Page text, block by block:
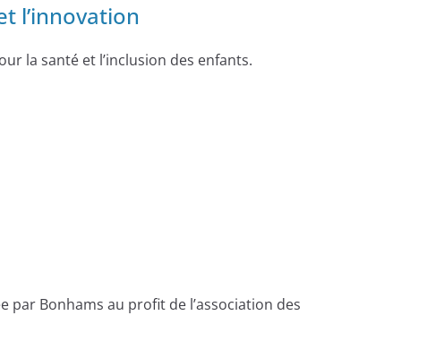
l’innovation
la santé et l’inclusion des enfants.
par Bonhams au profit de l’association des